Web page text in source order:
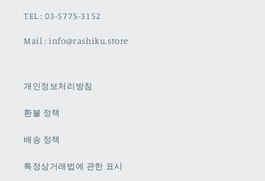
TEL : 03-5775-3152
Mail : info@rashiku.store
개인정보처리방침
환불 정책
배송 정책
특정상거래법에 관한 표시